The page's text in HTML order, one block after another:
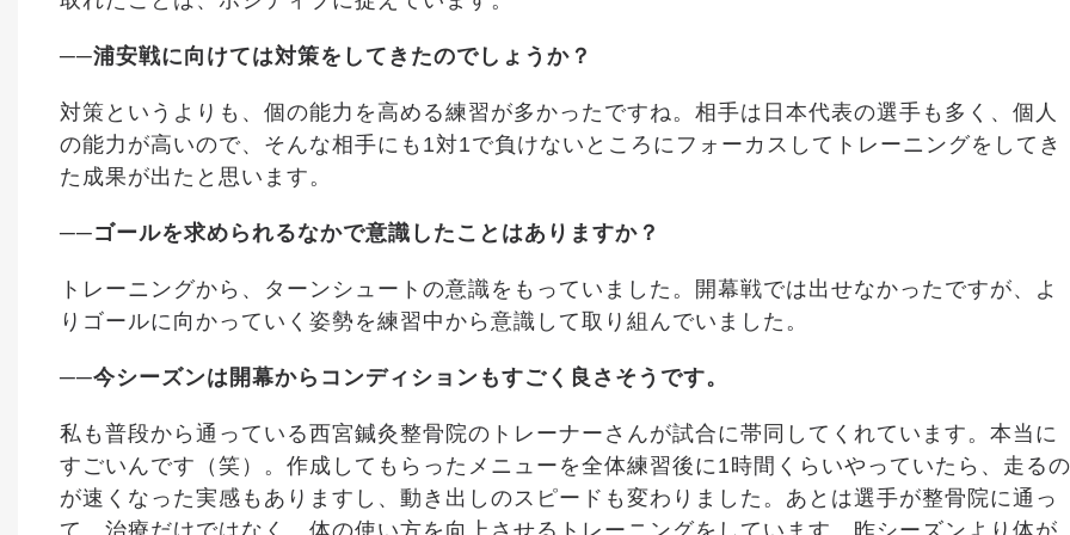
──浦安戦に向けては対策をしてきたのでしょうか？
対策というよりも、個の能力を高める練習が多かったですね。相手は日本代表の選手も多く、個人
の能力が高いので、そんな相手にも1対1で負けないところにフォーカスしてトレーニングをしてき
た成果が出たと思います。
──ゴールを求められるなかで意識したことはありますか？
トレーニングから、ターンシュートの意識をもっていました。開幕戦では出せなかったですが、よ
りゴールに向かっていく姿勢を練習中から意識して取り組んでいました。
──今シーズンは開幕からコンディションもすごく良さそうです。
私も普段から通っている西宮鍼灸整骨院のトレーナーさんが試合に帯同してくれています。本当に
すごいんです（笑）。作成してもらったメニューを全体練習後に1時間くらいやっていたら、走るの
が速くなった実感もありますし、動き出しのスピードも変わりました。あとは選手が整骨院に通っ
て、治療だけではなく、体の使い方を向上させるトレーニングをしています。昨シーズンより体が